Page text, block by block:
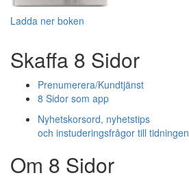
Ladda ner boken
Skaffa 8 Sidor
Prenumerera/Kundtjänst
8 Sidor som app
Nyhetskorsord, nyhetstips
och instuderingsfrågor till tidningen
Om 8 Sidor